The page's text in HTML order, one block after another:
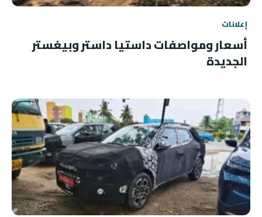
إعلانات
أسعار ومواصفات داستيا داستر وبيغستر
الجديدة